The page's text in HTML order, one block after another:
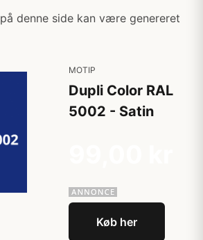
denne side kan være genereret
MOTIP
Dupli Color RAL
5002 - Satin
Køb her